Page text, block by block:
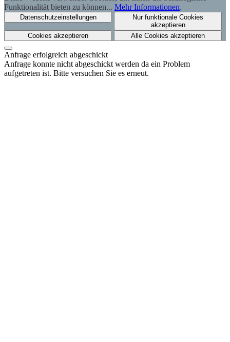
Funktionalität bieten zu können... Mehr Informationen.
Datenschutzeinstellungen
Nur funktionale Cookies
akzeptieren
Cookies akzeptieren
Alle Cookies akzeptieren
Anfrage erfolgreich abgeschickt
Anfrage konnte nicht abgeschickt werden da ein Problem
aufgetreten ist. Bitte versuchen Sie es erneut.